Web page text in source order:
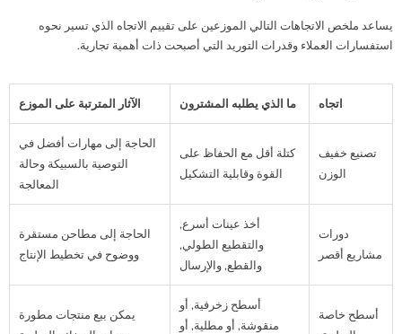
يساعد ملخص الاتجاهات التالي الموزعين على تقييم الاتجاه الذي تسير نحوه
استفسارات العملاء وقدرات التوريد التي أصبحت ذات أهمية تجارية.
اتجاه ما الذي يطلبه المشترون الآثار المترتبة على الموزع
تصنيع خفيف
الوزن
كتلة أقل مع الحفاظ على
القوة وقابلية التشكيل
الحاجة إلى مهارات أفضل في
التوصية بالسبيكة وحالة
المعالجة
دورات
مشاريع أقصر
أخذ عينات أسرع,
والتقطيع الطولي,
والقطع, والإرسال
الحاجة إلى مطاحن مستقرة
ووضوح في تخطيط الإنتاج
أسطح خاصة
أسطح زخرفية, أو
منقوشة, أو مطلية, أو
يمكن بيع منتجات مطورة